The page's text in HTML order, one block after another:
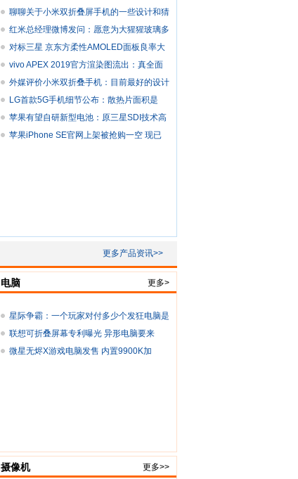
全的聊聊关于小米双折叠屏手机的一些设计和猜
想 红米总经理微博发问：愿意为大猩猩玻璃多
付 对标三星 京东方柔性AMOLED面板良率大
幅提vivo APEX 2019官方渲染图流出：真全面
屏，外媒评价小米双折叠手机：目前最好的设计
LG首款5G手机细节公布：散热片面积是
V40的2
苹果有望自研新型电池：原三星SDI技术高
管 苹果iPhone SE官网上架被抢购一空 现已
更多产品资讯>>
更多>
电脑
星际争霸：一个玩家对付多少个发狂电脑是
极 联想可折叠屏幕专利曝光 异形电脑要来
了？微星无烬X游戏电脑发售 内置9900K加
更多>>
摄像机